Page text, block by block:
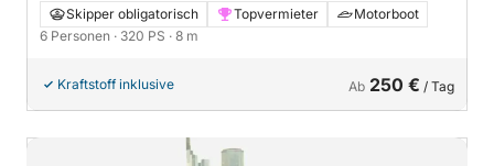
Skipper obligatorisch Topvermieter
Motorboot
6 Personen · 320 PS · 8 m
Kraftstoff inklusive Ab 250 € / Tag